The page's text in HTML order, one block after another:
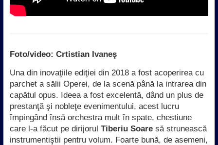
Foto/video: Crtistian Ivaneş
Una din inovaţiile ediţiei din 2018 a fost acoperirea cu
parchet a sălii Operei, de la scenă până la intrarea din
capătul opus. Ideea a fost excelentă, dând un plus de
prestanţă şi nobleţe evenimentului, acest lucru
împingând însă orchestra mult în spate, chestiune
care l-a făcut pe dirijorul Tiberiu Soaresă strunească
instrumentiştii pentru volum. Foarte bună, de asemeni,